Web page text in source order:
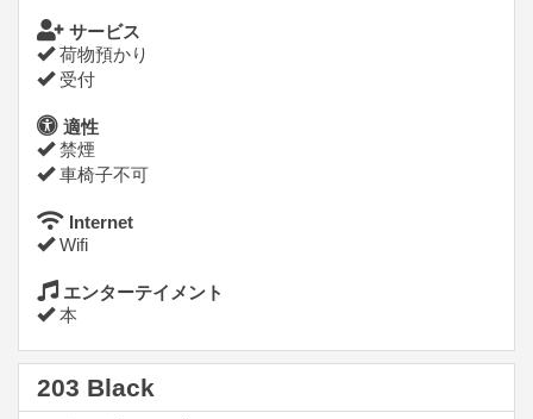
サービス
荷物預かり
受付
適性
禁煙
車椅子不可
Internet
Wifi
エンターテイメント
本
203 Black